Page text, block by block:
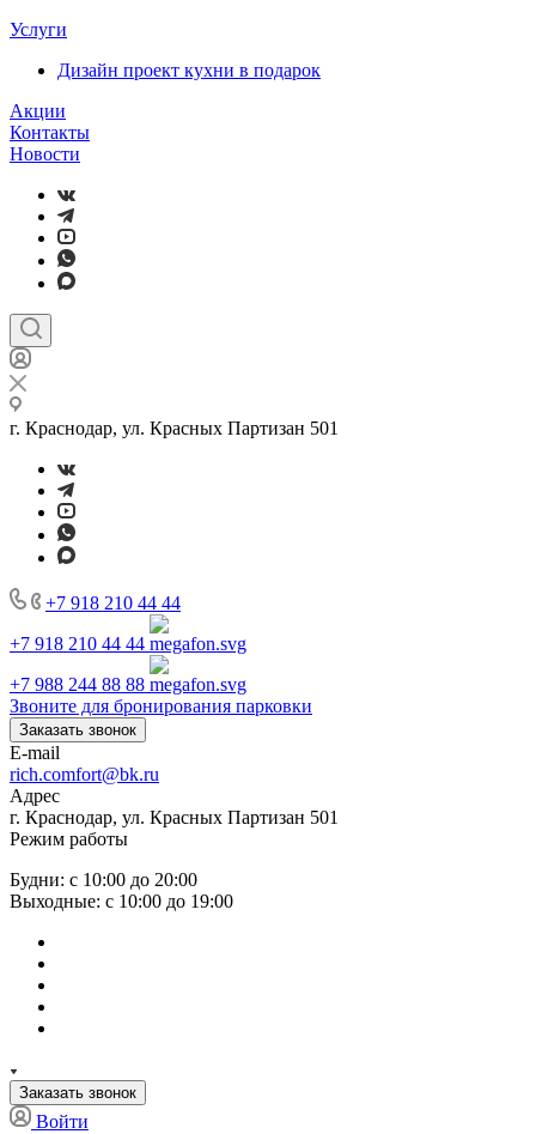
Услуги
Дизайн проект кухни в подарок
Акции
Контакты
Новости
г. Краснодар, ул. Красных Партизан 501
+7 918 210 44 44
+7 918 210 44 44
+7 988 244 88 88
Звоните для бронирования парковки
Заказать звонок
E-mail
rich.comfort@bk.ru
Адрес
г. Краснодар, ул. Красных Партизан 501
Режим работы
Будни: с 10:00 до 20:00
Выходные: с 10:00 до 19:00
Заказать звонок
Войти